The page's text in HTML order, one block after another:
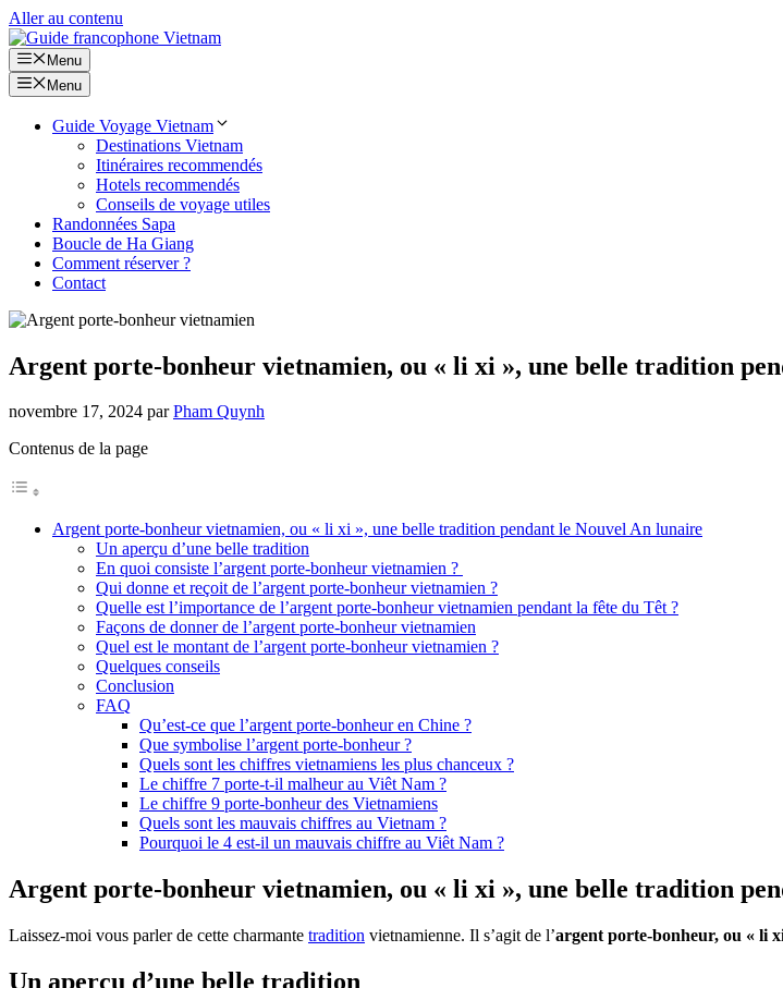
Aller au contenu
Menu
Menu
Guide Voyage Vietnam
Destinations Vietnam
Itinéraires recommendés
Hotels recommendés
Conseils de voyage utiles
Randonnées Sapa
Boucle de Ha Giang
Comment réserver ?
Contact
Argent porte-bonheur vietnamien, ou « li xi », une belle tradition
novembre 17, 2024 parPham Quynh
Contenus de la page
Argent porte-bonheur vietnamien, ou « li xi », une belle tradition pendant le Nouvel An lunaire
Un aperçu d’une belle tradition
En quoi consiste l’argent porte-bonheur vietnamien ?
Qui donne et reçoit de l’argent porte-bonheur vietnamien ?
Quelle est l’importance de l’argent porte-bonheur vietnamien pendant la fête du Têt ?
Façons de donner de l’argent porte-bonheur vietnamien
Quel est le montant de l’argent porte-bonheur vietnamien ?
Quelques conseils
Conclusion
FAQ
Qu’est-ce que l’argent porte-bonheur en Chine ?
Que symbolise l’argent porte-bonheur ?
Quels sont les chiffres vietnamiens les plus chanceux ?
Le chiffre 7 porte-t-il malheur au Viêt Nam ?
Le chiffre 9 porte-bonheur des Vietnamiens
Quels sont les mauvais chiffres au Vietnam ?
Pourquoi le 4 est-il un mauvais chiffre au Viêt Nam ?
Argent porte-bonheur vietnamien, ou « li xi », une belle tradition
Laissez-moi vous parler de cette charmante tradition vietnamienne. Il s’agit de l’argent porte-bonheur, ou « li
Un aperçu d’une belle tradition